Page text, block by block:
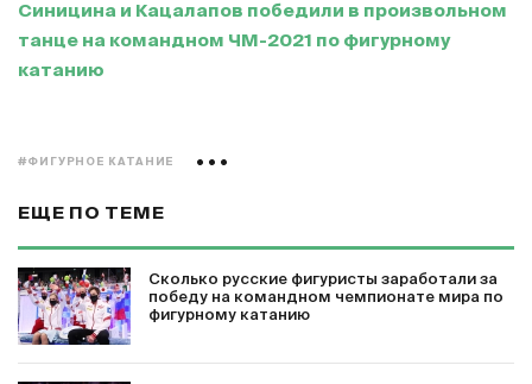
Синицина и Кацалапов победили в произвольном
танце на командном ЧМ-2021 по фигурному
катанию
#ФИГУРНОЕ КАТАНИЕ
ЕЩЕ ПО ТЕМЕ
Сколько русские фигуристы заработали за
победу на командном чемпионате мира по
фигурному катанию